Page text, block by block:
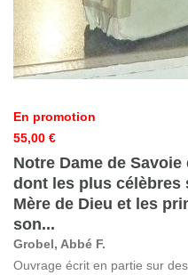
En promotion
55,00 €
Notre Dame de
dont les plus célèbres
Mère de Dieu et les
son...
Grobel, Abbé F.
Ouvrage écrit en partie sur